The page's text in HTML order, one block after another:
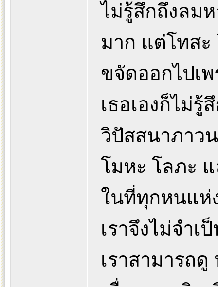
ไม่รู้สึกถึงลม
มาก แต่โทสะ
ขจัดออกไปเ
เธอเองก็ไม่
วิปัสสนาภาว
โมหะ โลภะ
ในที่ทุกหนแห่
เราจึงไม่จำ
เราสามารถ